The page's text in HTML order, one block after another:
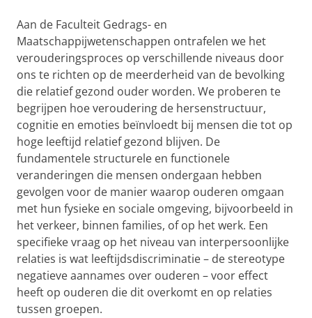
Aan de Faculteit Gedrags- en
Maatschappijwetenschappen ontrafelen we het
verouderingsproces op verschillende niveaus door
ons te richten op de meerderheid van de bevolking
die relatief gezond ouder worden. We proberen te
begrijpen hoe veroudering de hersenstructuur,
cognitie en emoties beïnvloedt bij mensen die tot op
hoge leeftijd relatief gezond blijven. De
fundamentele structurele en functionele
veranderingen die mensen ondergaan hebben
gevolgen voor de manier waarop ouderen omgaan
met hun fysieke en sociale omgeving, bijvoorbeeld in
het verkeer, binnen families, of op het werk. Een
specifieke vraag op het niveau van interpersoonlijke
relaties is wat leeftijdsdiscriminatie – de stereotype
negatieve aannames over ouderen – voor effect
heeft op ouderen die dit overkomt en op relaties
tussen groepen.